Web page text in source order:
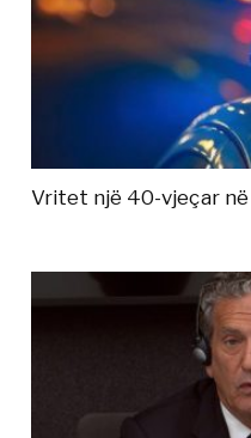
Vritet një 40-vjeçar në